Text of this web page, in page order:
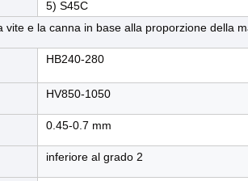
5) S45C
e la canna in base alla proporzione della
HB240-280
HV850-1050
0.45-0.7 mm
inferiore al grado 2